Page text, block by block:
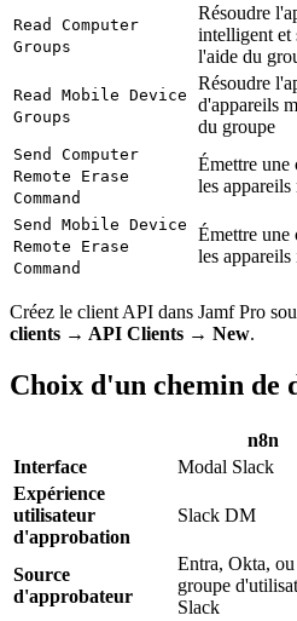
Read Computer
Groups
Résoudre
intelligent et
l'aide du
Read Mobile Device
Groups
Résoudre
d'appareils
du groupe
Send Computer
Remote Erase
Command
Émettre une
les appareils
Send Mobile Device
Remote Erase
Command
Émettre une
les
Créez le client API dans Jamf Pro
clients → API Clients → New.
Choix d'un chemin de
n8n
Interface
Modal Slack
Expérience
utilisateur
d'approbation
Slack DM
Source
d'approbateur
Entra, Okta, ou
groupe
Slack